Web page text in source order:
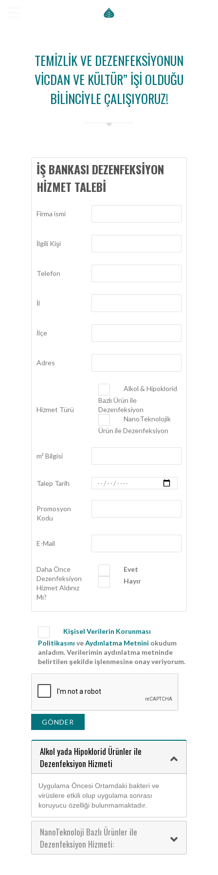
TEMIZLIK VE DEZENFEKSIYONUN
VICDAN VE KÜLTÜR” IŞI OLDUĞU
BILINCIYLE ÇALIŞIYORUZ!
İŞ BANKASI DEZENFEKSIYON
HIZMET TALEBI
Firma ismi
İlgili Kişi
Telefon
İl
İlçe
Adres
Hizmet Türü
Alkol & Hipoklorid
Bazlı Ürün ile
Dezenfeksiyon
NanoTeknolojik
Ürün ile Dezenfeksiyon
m² Bilgisi
Talep Tarih
Promosyon
Kodu
E-Mail
Daha Önce
Dezenfeksiyon
Hizmet Aldınız
Mı?
Evet
Hayır
Kişisel Verilerin Korunması
Politikasını veAydınlatma Metnini okudum
anladım. Verilerimin aydınlatma metninde
belirtilen şekilde işlenmesine onay veriyorum.
Alkol yada Hipoklorid Ürünler ile
Dezenfeksiyon Hizmeti
Uygulama Öncesi Ortamdaki bakteri ve
virüslere etkili olup uygulama sonrası
koruyucu özelliği bulunmamaktadır.
NanoTeknoloji Bazlı Ürünler ile
Dezenfeksiyon Hizmeti: